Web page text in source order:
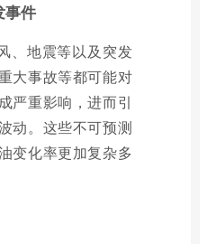
事件
、地震等以及突发
大事故等都可能对
严重影响，进而引
动。这些不可预测
变化率更加复杂多